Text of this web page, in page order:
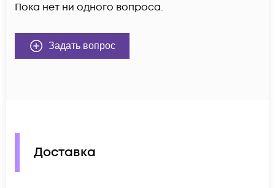
Пока нет ни одного вопроса.
Задать вопрос
Доставка